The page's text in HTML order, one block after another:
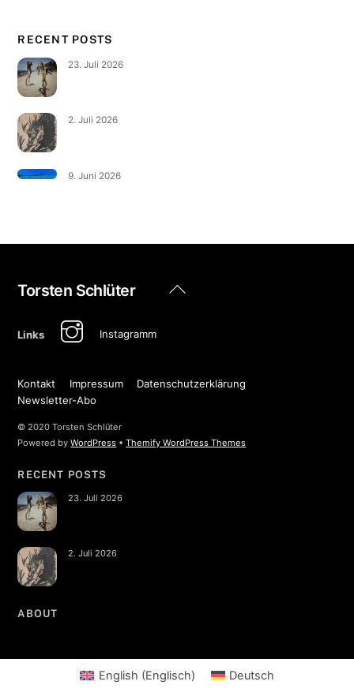
RECENT POSTS
23. Juli 2026
2. Juli 2026
9. Juni 2026
Back
Torsten Schlüter
Links Instagramm
Kontakt Impressum
Datenschutzerklärung
Newsletter-Abo
© 2020 Torsten Schlüter
Powered byWordPress •Themify WordPress Themes
RECENT POSTS
23. Juli 2026
2. Juli 2026
ABOUT
English (Englisch) Deutsch